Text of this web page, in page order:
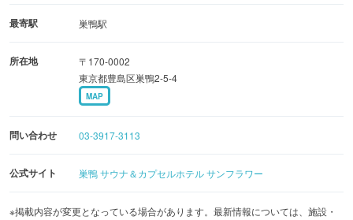
最寄駅 巣鴨駅
所在地
〒170-0002
東京都豊島区巣鴨2-5-4
MAP
問い合わせ 03-3917-3113
公式サイト 巣鴨 サウナ＆カプセルホテル サンフラワー
※掲載内容が変更となっている場合があります。最新情報については、施設・